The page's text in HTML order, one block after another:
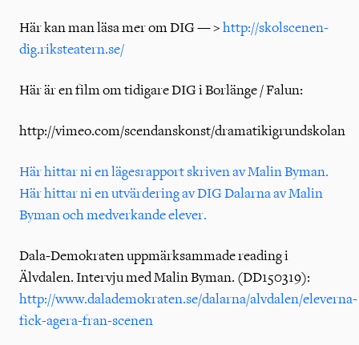
Här kan man läsa mer om DIG — >http://skolscenen-
dig.riksteatern.se/
Här är en film om tidigare DIG i Borlänge / Falun:
http://vimeo.com/scendanskonst/dramatikigrundskolan
Här hittar ni en lägesrapport skriven av Malin Byman.
Här hittar ni en utvärdering av DIG Dalarna av Malin
Byman och medverkande elever.
Dala-Demokraten uppmärksammade reading i
Älvdalen. Intervju med Malin Byman. (DD150319):
http://www.dalademokraten.se/dalarna/alvdalen/eleverna-
fick-agera-fran-scenen